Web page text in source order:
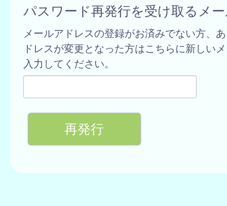
パスワード再発行を受け取るメ
メールアドレスの登録がお済みでない方、
ドレスが変更となった方はこちらに新しい
入力してください。